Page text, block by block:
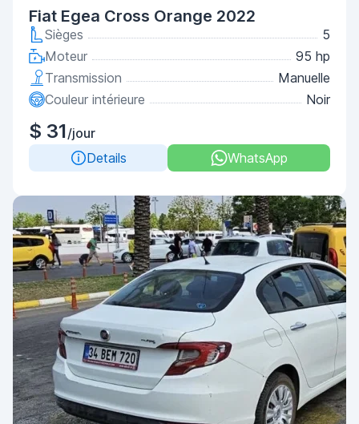
Fiat Egea Cross Orange 2022
Sièges
5
Moteur
95 hp
Transmission
Manuelle
Couleur intérieure
Noir
$ 31/jour
Details
WhatsApp